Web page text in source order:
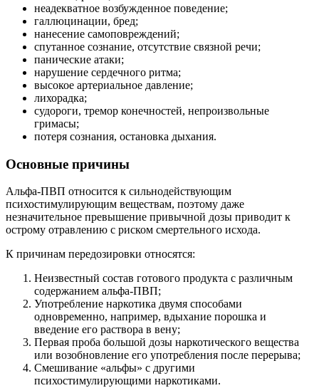
неадекватное возбужденное поведение;
галлюцинации, бред;
нанесение самоповреждений;
спутанное сознание, отсутствие связной речи;
панические атаки;
нарушение сердечного ритма;
высокое артериальное давление;
лихорадка;
судороги, тремор конечностей, непроизвольные
гримасы;
потеря сознания, остановка дыхания.
Основные причины
Альфа-ПВП относится к сильнодействующим
психостимулирующим веществам, поэтому даже
незначительное превышение привычной дозы приводит к
острому отравлению с риском смертельного исхода.
К причинам передозировки относятся:
Неизвестный состав готового продукта с различным
содержанием альфа-ПВП;
Употребление наркотика двумя способами
одновременно, например, вдыхание порошка и
введение его раствора в вену;
Первая проба большой дозы наркотического вещества
или возобновление его употребления после перерыва;
Смешивание «альфы» с другими
психостимулирующими наркотиками.